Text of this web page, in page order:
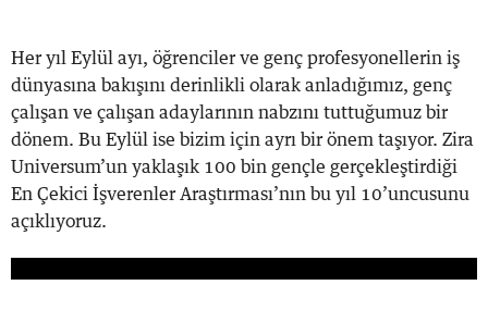
Her yıl Eylül ayı, öğrenciler ve genç profesyonellerin iş
dünyasına bakışını derinlikli olarak anladığımız, genç
çalışan ve çalışan adaylarının nabzını tuttuğumuz bir
dönem. Bu Eylül ise bizim için ayrı bir önem taşıyor. Zira
Universum’un yaklaşık 100 bin gençle gerçekleştirdiği
En Çekici İşverenler Araştırması’nın bu yıl 10’uncusunu
açıklıyoruz.